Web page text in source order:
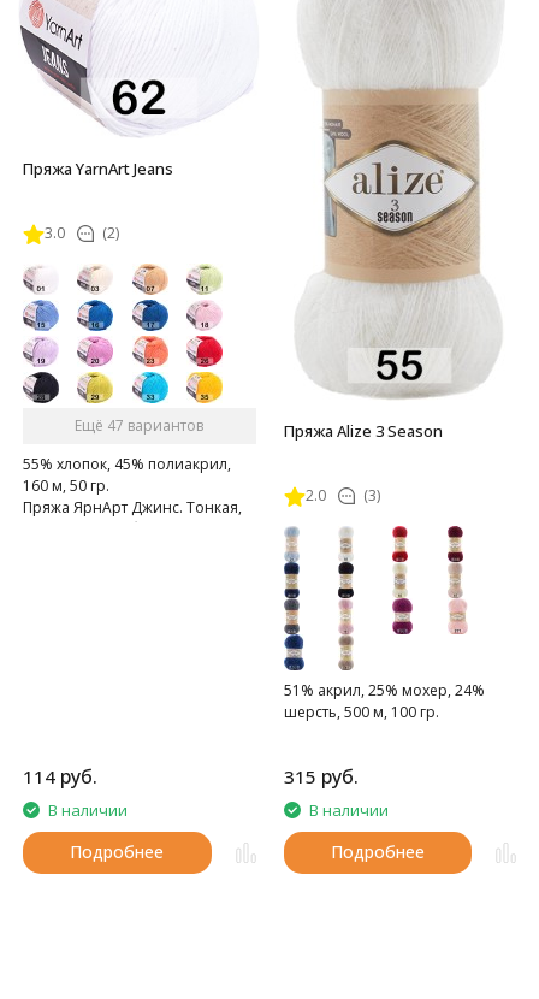
Пряжа YarnArt Jeans
3.0 (2)
Ещё 47 вариантов
55% хлопок, 45% полиакрил,
160 м, 50 гр.
Пряжа ЯрнАрт Джинс. Тонкая,
мягкая, слегка бархатистая
114 руб.
В наличии
Подробнее
Пряжа Alize 3 Season
2.0 (3)
51% акрил, 25% мохер, 24%
шерсть, 500 м, 100 гр.
315 руб.
В наличии
Подробнее